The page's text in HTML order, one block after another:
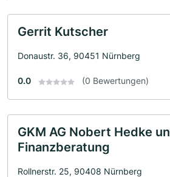
Gerrit Kutscher
Donaustr. 36, 90451 Nürnberg
0.0 (0 Bewertungen)
GKM AG Nobert Hedke
Finanzberatung
Rollnerstr. 25, 90408 Nürnberg